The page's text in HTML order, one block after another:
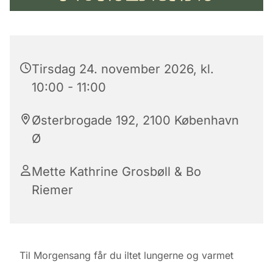
Tirsdag 24. november 2026, kl.
10:00 - 11:00
Østerbrogade 192, 2100 København
Ø
Mette Kathrine Grosbøll & Bo
Riemer
Til Morgensang får du iltet lungerne og varmet